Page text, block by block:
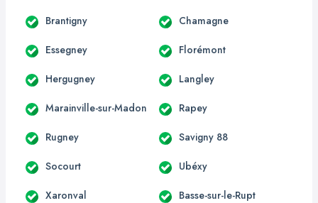
Brantigny Chamagne
Essegney Florémont
Hergugney Langley
Marainville-sur-Madon Rapey
Rugney Savigny 88
Socourt Ubéxy
Xaronval Basse-sur-le-Rupt